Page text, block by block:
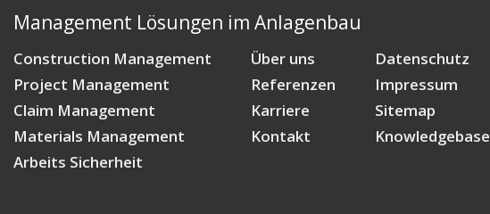
Management Lösungen im Anlagenbau
Construction Management
Project Management
Claim Management
Materials Management
Arbeits Sicherheit
Über uns
Referenzen
Karriere
Kontakt
Datenschutz
Impressum
Sitemap
Knowledgebase